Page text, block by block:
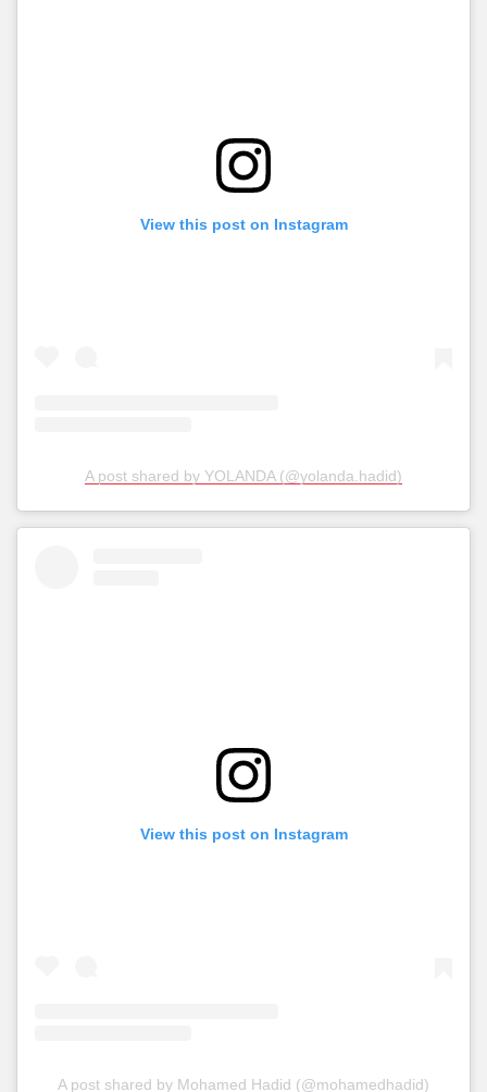
View this post on Instagram
A post shared by YOLANDA (@yolanda.hadid)
View this post on Instagram
A post shared by Mohamed Hadid (@mohamedhadid)